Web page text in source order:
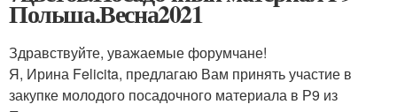
Польша.Весна2021
Здравствуйте, уважаемые форумчане!
Я, Ирина Felicita, предлагаю Вам принять участие в
закупке молодого посадочного материала в Р9 из